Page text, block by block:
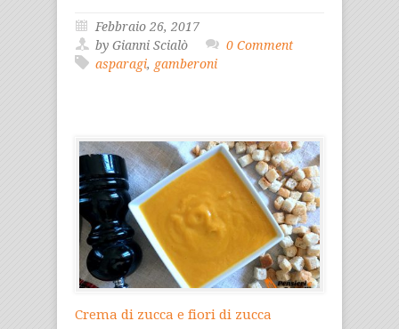
Febbraio 26, 2017
by Gianni Scialò
0 Comment
asparagi, gamberoni
Crema di zucca e fiori di zucca